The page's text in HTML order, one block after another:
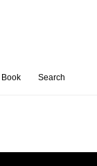
Book Search